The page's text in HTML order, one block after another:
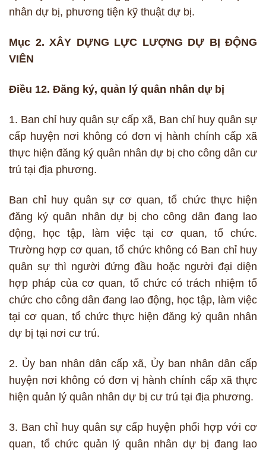
nhân dự bị, phương tiện kỹ thuật dự bị.
Mục 2. XÂY DỰNG LỰC LƯỢNG DỰ BỊ ĐỘNG
VIÊN
Điều 12. Đăng ký, quản lý quân nhân dự bị
1. Ban chỉ huy quân sự cấp xã, Ban chỉ huy quân sự
cấp huyện nơi không có đơn vị hành chính cấp xã
thực hiện đăng ký quân nhân dự bị cho công dân cư
trú tại địa phương.
Ban chỉ huy quân sự cơ quan, tổ chức thực hiện
đăng ký quân nhân dự bị cho công dân đang lao
động, học tập, làm việc tại cơ quan, tổ chức.
Trường hợp cơ quan, tổ chức không có Ban chỉ huy
quân sự thì người đứng đầu hoặc người đại diện
hợp pháp của cơ quan, tổ chức có trách nhiệm tổ
chức cho công dân đang lao động, học tập, làm việc
tại cơ quan, tổ chức thực hiện đăng ký quân nhân
dự bị tại nơi cư trú.
2. Ủy ban nhân dân cấp xã, Ủy ban nhân dân cấp
huyện nơi không có đơn vị hành chính cấp xã thực
hiện quản lý quân nhân dự bị cư trú tại địa phương.
3. Ban chỉ huy quân sự cấp huyện phối hợp với cơ
quan, tổ chức quản lý quân nhân dự bị đang lao